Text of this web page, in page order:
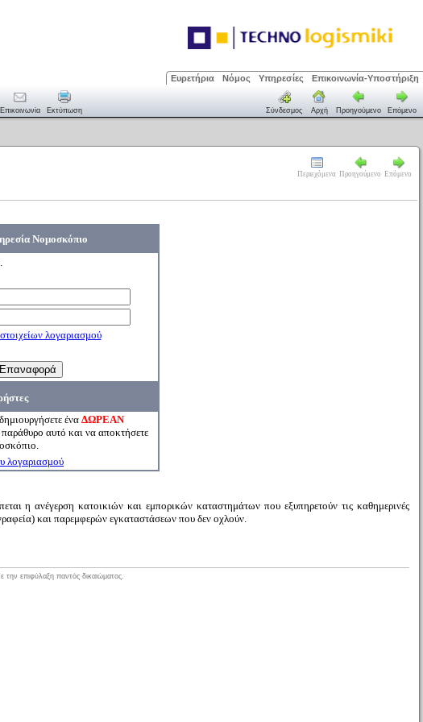
Ευρετήρια Νόμος Υπηρεσίες Επικοινωνία-Υποστήριξη
Επικοινωνία Εκτύπωση Σύνδεσμος Αρχή Προηγούμενο Επόμενο